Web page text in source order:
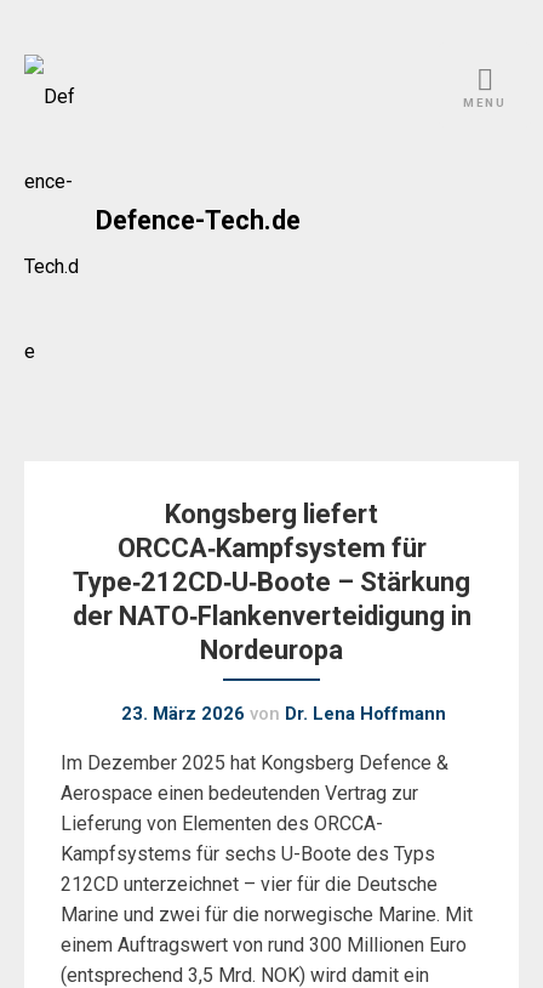
Skip
Defence-Tech.de
MENU
Kongsberg liefert
ORCCA‑Kampfsystem für
Type‑212CD‑U‑Boote – Stärkung
der NATO‑Flankenverteidigung in
Nordeuropa
23. März 2026 von Dr. Lena Hoffmann
Im Dezember 2025 hat Kongsberg Defence &
Aerospace einen bedeutenden Vertrag zur
Lieferung von Elementen des ORCCA-
Kampfsystems für sechs U-Boote des Typs
212CD unterzeichnet – vier für die Deutsche
Marine und zwei für die norwegische Marine. Mit
einem Auftragswert von rund 300 Millionen Euro
(entsprechend 3,5 Mrd. NOK) wird damit ein